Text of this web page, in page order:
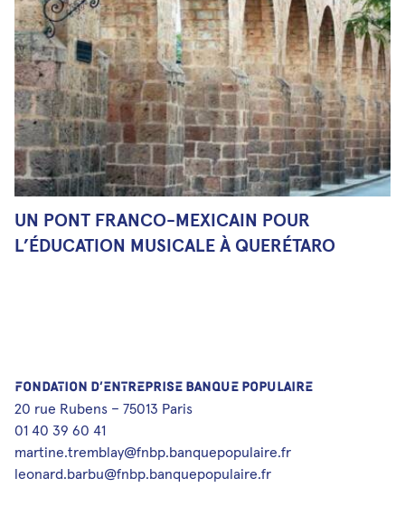
UN PONT FRANCO-MEXICAIN POUR
L’ÉDUCATION MUSICALE À QUERÉTARO
FONDATION D’ENTREPRISE BANQUE POPULAIRE
20 rue Rubens – 75013 Paris
01 40 39 60 41
martine.tremblay@fnbp.banquepopulaire.fr
leonard.barbu@fnbp.banquepopulaire.fr